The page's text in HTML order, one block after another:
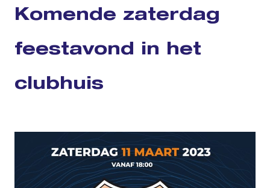
Komende zaterdag
feestavond in het
clubhuis